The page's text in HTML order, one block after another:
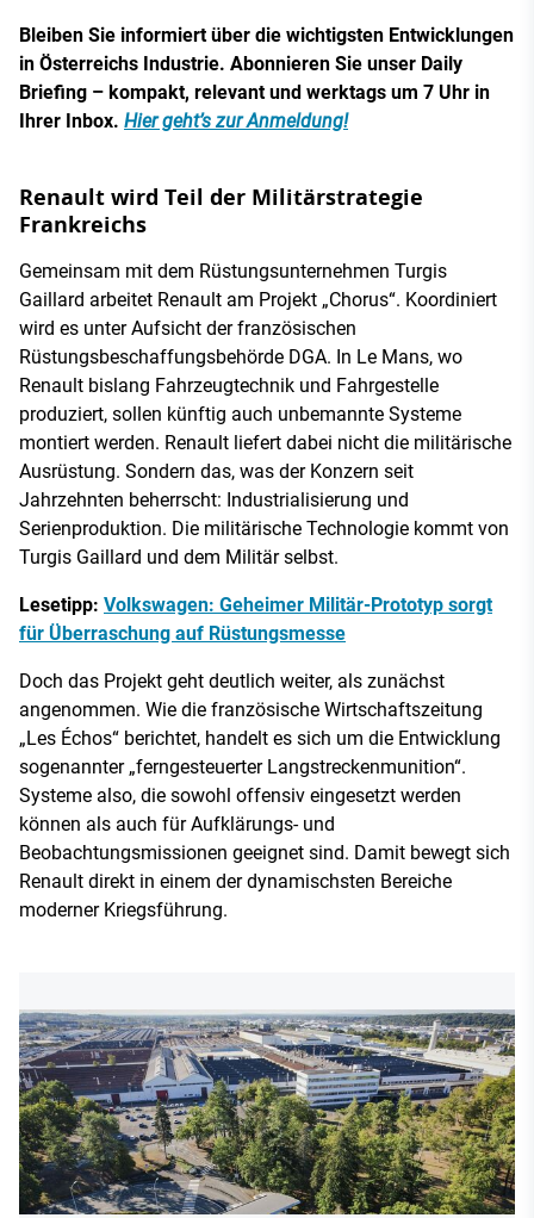
Bleiben Sie informiert über die wichtigsten Entwicklungen
in Österreichs Industrie. Abonnieren Sie unser Daily
Briefing – kompakt, relevant und werktags um 7 Uhr in
Ihrer Inbox. Hier geht’s zur Anmeldung!
Renault wird Teil der Militärstrategie
Frankreichs
Gemeinsam mit dem Rüstungsunternehmen Turgis
Gaillard arbeitet Renault am Projekt „Chorus“. Koordiniert
wird es unter Aufsicht der französischen
Rüstungsbeschaffungsbehörde DGA. In Le Mans, wo
Renault bislang Fahrzeugtechnik und Fahrgestelle
produziert, sollen künftig auch unbemannte Systeme
montiert werden. Renault liefert dabei nicht die militärische
Ausrüstung. Sondern das, was der Konzern seit
Jahrzehnten beherrscht: Industrialisierung und
Serienproduktion. Die militärische Technologie kommt von
Turgis Gaillard und dem Militär selbst.
Lesetipp: Volkswagen: Geheimer Militär-Prototyp sorgt
für Überraschung auf Rüstungsmesse
Doch das Projekt geht deutlich weiter, als zunächst
angenommen. Wie die französische Wirtschaftszeitung
„Les Échos“ berichtet, handelt es sich um die Entwicklung
sogenannter „ferngesteuerter Langstreckenmunition“.
Systeme also, die sowohl offensiv eingesetzt werden
können als auch für Aufklärungs- und
Beobachtungsmissionen geeignet sind. Damit bewegt sich
Renault direkt in einem der dynamischsten Bereiche
moderner Kriegsführung.